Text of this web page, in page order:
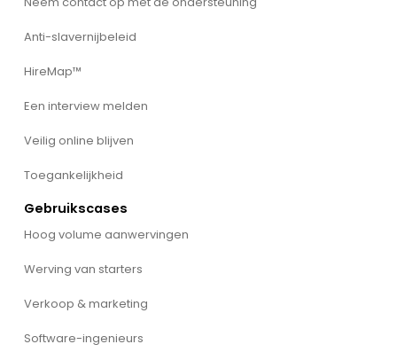
Anti-slavernijbeleid
HireMap™
Een interview melden
Veilig online blijven
Toegankelijkheid
Gebruikscases
Hoog volume aanwervingen
Werving van starters
Verkoop & marketing
Software-ingenieurs